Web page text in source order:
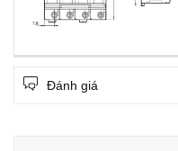
Đánh giá